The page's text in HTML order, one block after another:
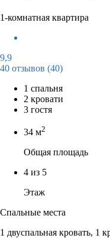
1-комнатная квартира
9,9
40 отзывов (40)
1 спальня
2 кровати
3 гостя
34 м2
Общая площадь
4 из 5
Этаж
Спальные места
1 двуспальная кровать, 1